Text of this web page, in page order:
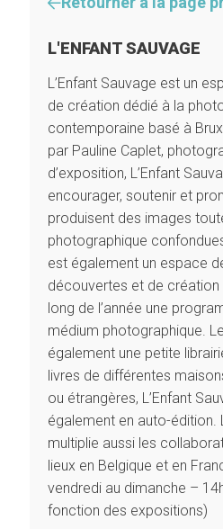
L'ENFANT SAUVAGE
L’Enfant Sauvage est un
de création dédié à la
contemporaine basé à
par Pauline Caplet,
d’exposition, L’Enfant
encourager, soutenir et
produisent des images
photographique
est également un espace
découvertes et de
long de l’année une
médium photographique.
également une petite
livres de différentes
ou étrangères, L’Enfant
également en auto-édition.
multiplie aussi les
lieux en Belgique et en
vendredi au dimanche –
fonction des expositions)